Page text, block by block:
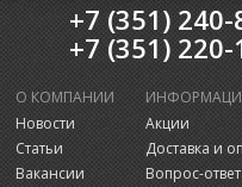
+7 (351)
+7 (351)
О КОМПАНИИ
Новости
Статьи
Вакансии
Акции
Доставка и
Вопрос-ответ